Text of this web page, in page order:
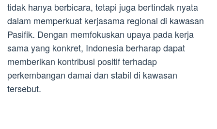
tidak hanya berbicara, tetapi juga bertindak nyata
dalam memperkuat kerjasama regional di kawasan
Pasifik. Dengan memfokuskan upaya pada kerja
sama yang konkret, Indonesia berharap dapat
memberikan kontribusi positif terhadap
perkembangan damai dan stabil di kawasan
tersebut.